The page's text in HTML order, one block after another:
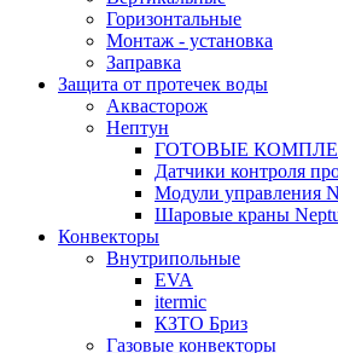
Горизонтальные
Монтаж - установка
Заправка
Защита от протечек воды
Аквасторож
Нептун
ГОТОВЫЕ
Датчики контроля
Модули управления
Шаровые краны
Конвекторы
Внутрипольные
EVA
itermic
КЗТО Бриз
Газовые конвекторы